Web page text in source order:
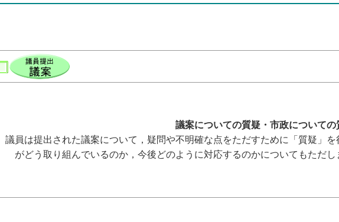
議案についての質疑・市政についての
議員は提出された議案について，疑問や不明確な点をただすために「質疑」
がどう取り組んでいるのか，今後どのように対応するのかについてもただし